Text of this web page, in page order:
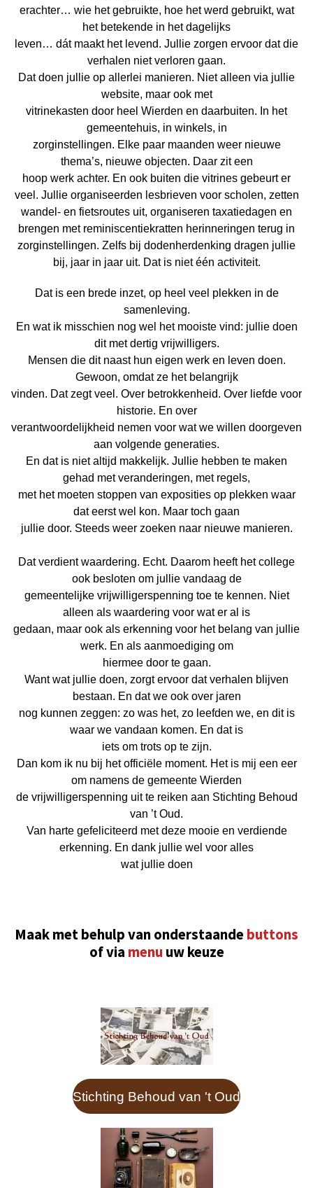
erachter… wie het gebruikte, hoe het werd gebruikt, wat
het betekende in het dagelijks
leven… dát maakt het levend. Jullie zorgen ervoor dat die
verhalen niet verloren gaan.
Dat doen jullie op allerlei manieren. Niet alleen via jullie
website, maar ook met
vitrinekasten door heel Wierden en daarbuiten. In het
gemeentehuis, in winkels, in
zorginstellingen. Elke paar maanden weer nieuwe
thema’s, nieuwe objecten. Daar zit een
hoop werk achter. En ook buiten die vitrines gebeurt er
veel. Jullie organiseerden lesbrieven voor scholen, zetten
wandel- en fietsroutes uit, organiseren taxatiedagen en
brengen met reminiscentiekratten herinneringen terug in
zorginstellingen. Zelfs bij dodenherdenking dragen jullie
bij, jaar in jaar uit. Dat is niet één activiteit.
Dat is een brede inzet, op heel veel plekken in de
samenleving.
En wat ik misschien nog wel het mooiste vind: jullie doen
dit met dertig vrijwilligers.
Mensen die dit naast hun eigen werk en leven doen.
Gewoon, omdat ze het belangrijk
vinden. Dat zegt veel. Over betrokkenheid. Over liefde voor
historie. En over
verantwoordelijkheid nemen voor wat we willen doorgeven
aan volgende generaties.
En dat is niet altijd makkelijk. Jullie hebben te maken
gehad met veranderingen, met regels,
met het moeten stoppen van exposities op plekken waar
dat eerst wel kon. Maar toch gaan
jullie door. Steeds weer zoeken naar nieuwe manieren.
Dat verdient waardering. Echt. Daarom heeft het college
ook besloten om jullie vandaag de
gemeentelijke vrijwilligerspenning toe te kennen. Niet
alleen als waardering voor wat er al is
gedaan, maar ook als erkenning voor het belang van jullie
werk. En als aanmoediging om
hiermee door te gaan.
Want wat jullie doen, zorgt ervoor dat verhalen blijven
bestaan. En dat we ook over jaren
nog kunnen zeggen: zo was het, zo leefden we, en dit is
waar we vandaan komen. En dat is
iets om trots op te zijn.
Dan kom ik nu bij het officiële moment. Het is mij een eer
om namens de gemeente Wierden
de vrijwilligerspenning uit te reiken aan Stichting Behoud
van ’t Oud.
Van harte gefeliciteerd met deze mooie en verdiende
erkenning. En dank jullie wel voor alles
wat jullie doen
Maak met behulp van onderstaande buttons
of via menuuw keuze
Stichting Behoud van 't Oud